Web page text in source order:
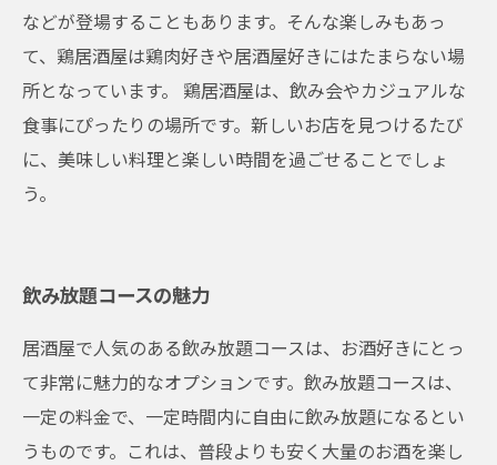
などが登場することもあります。そんな楽しみもあっ
て、鶏居酒屋は鶏肉好きや居酒屋好きにはたまらない場
所となっています。 鶏居酒屋は、飲み会やカジュアルな
食事にぴったりの場所です。新しいお店を見つけるたび
に、美味しい料理と楽しい時間を過ごせることでしょ
う。
飲み放題コースの魅力
居酒屋で人気のある飲み放題コースは、お酒好きにとっ
て非常に魅力的なオプションです。飲み放題コースは、
一定の料金で、一定時間内に自由に飲み放題になるとい
うものです。これは、普段よりも安く大量のお酒を楽し